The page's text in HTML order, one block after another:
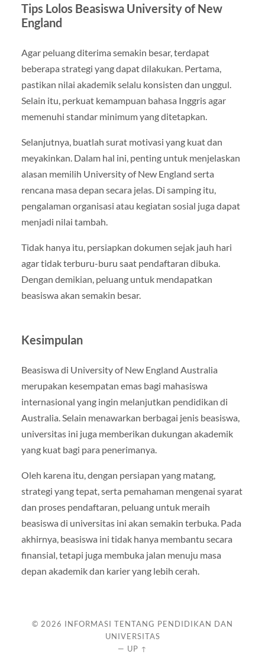
Tips Lolos Beasiswa University of New
England
Agar peluang diterima semakin besar, terdapat
beberapa strategi yang dapat dilakukan. Pertama,
pastikan nilai akademik selalu konsisten dan unggul.
Selain itu, perkuat kemampuan bahasa Inggris agar
memenuhi standar minimum yang ditetapkan.
Selanjutnya, buatlah surat motivasi yang kuat dan
meyakinkan. Dalam hal ini, penting untuk menjelaskan
alasan memilih University of New England serta
rencana masa depan secara jelas. Di samping itu,
pengalaman organisasi atau kegiatan sosial juga dapat
menjadi nilai tambah.
Tidak hanya itu, persiapkan dokumen sejak jauh hari
agar tidak terburu-buru saat pendaftaran dibuka.
Dengan demikian, peluang untuk mendapatkan
beasiswa akan semakin besar.
Kesimpulan
Beasiswa di University of New England Australia
merupakan kesempatan emas bagi mahasiswa
internasional yang ingin melanjutkan pendidikan di
Australia. Selain menawarkan berbagai jenis beasiswa,
universitas ini juga memberikan dukungan akademik
yang kuat bagi para penerimanya.
Oleh karena itu, dengan persiapan yang matang,
strategi yang tepat, serta pemahaman mengenai syarat
dan proses pendaftaran, peluang untuk meraih
beasiswa di universitas ini akan semakin terbuka. Pada
akhirnya, beasiswa ini tidak hanya membantu secara
finansial, tetapi juga membuka jalan menuju masa
depan akademik dan karier yang lebih cerah.
© 2026 INFORMASI TENTANG PENDIDIKAN DAN
UNIVERSITAS
— UP ↑